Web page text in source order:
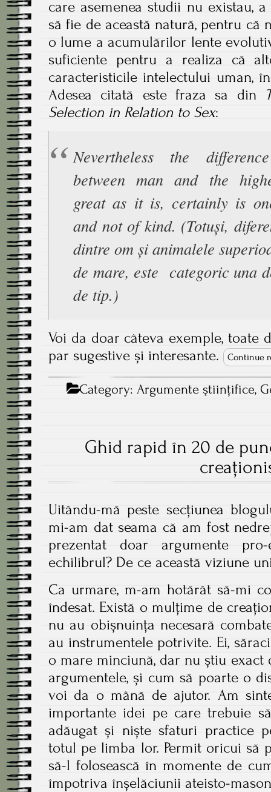
care asemenea studii nu existau,
să fie de această natură, pentru
o lume a acumulărilor lente
suficiente pentru a realiza că
caracteristicile intelectului uman,
Adesea citată este fraza sa din
Selection in Relation to Sex:
Nevertheless the
between man and the
great as it is, certainly is
and not of kind. (Totuși,
dintre om și animalele
de mare, este categoric una
de tip.)
Voi da doar câteva exemple, toate
par sugestive și interesante.
Continue
Category:Argumente ştiinţifice,
Ghid rapid în 20 de
Uitându-mă peste secțiunea
mi-am dat seama că am fost
prezentat doar argumente pro-
echilibrul? De ce această viziune
Ca urmare, m-am hotărât să-mi
îndesat. Există o mulțime de
nu au obișnuința necesară
au instrumentele potrivite. Ei,
o mare minciună, dar nu știu exact
argumentele, și cum să poarte o
voi da o mână de ajutor. Am
importante idei pe care trebuie
adăugat și niște sfaturi practice
totul pe limba lor. Permit oricui să
să-l folosească în momente de
împotriva înșelăciunii ateisto-